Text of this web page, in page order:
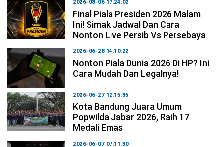
2026-08-06 17:24:02
Final Piala Presiden 2026 Malam
Ini! Simak Jadwal Dan Cara
Nonton Live Persib Vs Persebaya
2026-06-28 14:10:22
Nonton Piala Dunia 2026 Di HP? Ini
Cara Mudah Dan Legalnya!
2026-06-27 12:15:35
Kota Bandung Juara Umum
Popwilda Jabar 2026, Raih 17
Medali Emas
2026-06-07 07:11:30